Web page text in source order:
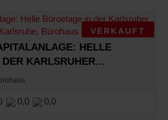
VERKAUFT
HELLE
KARLSRUHER
0,0 0,0